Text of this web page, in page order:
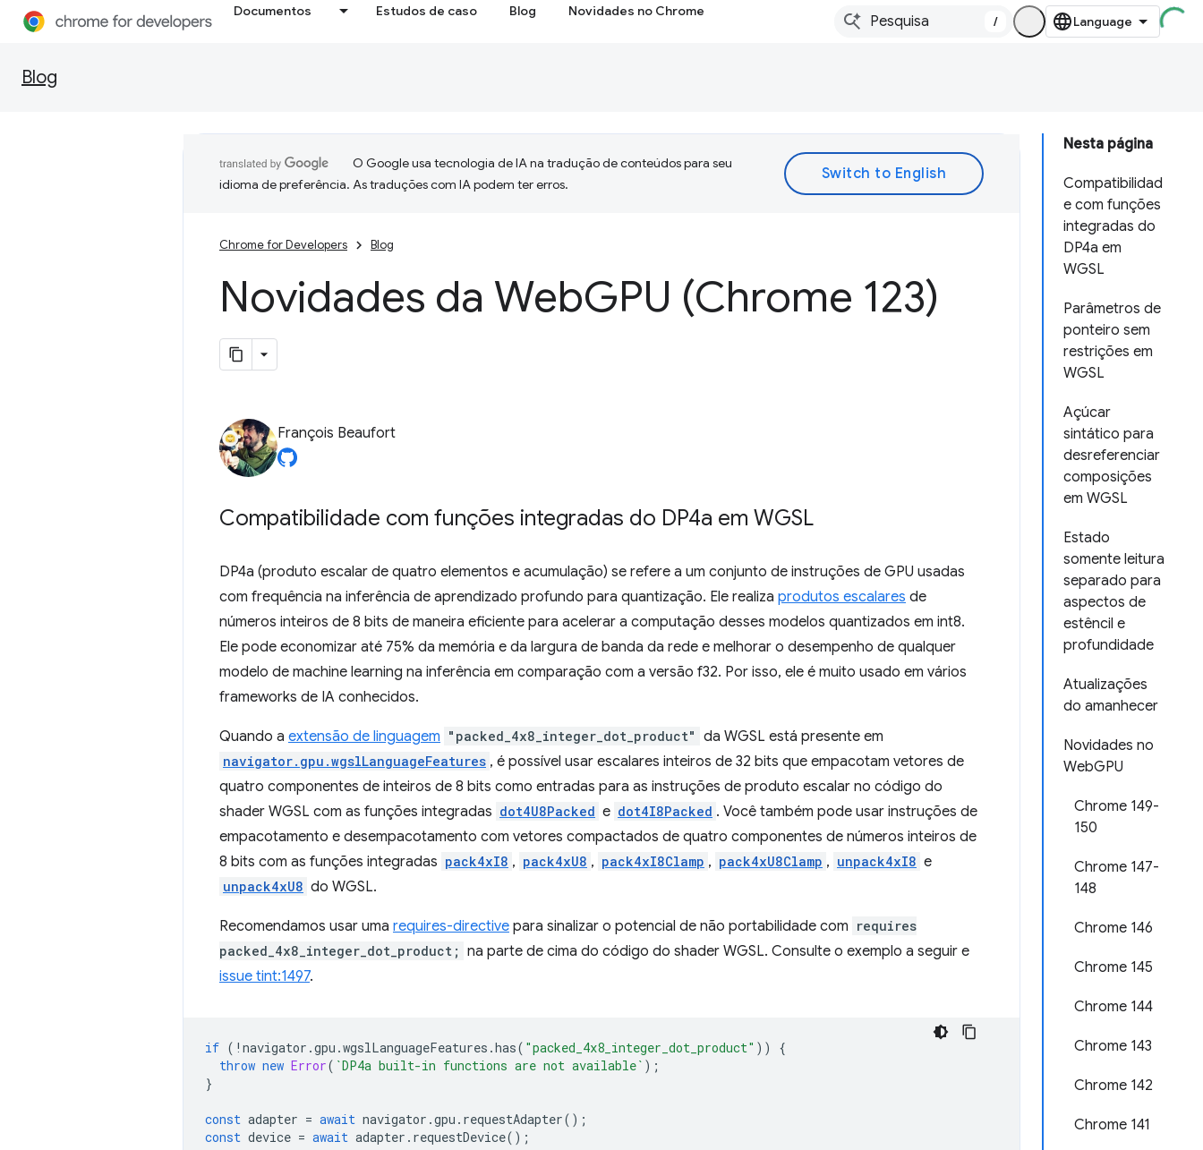
Documentos Estudos de caso Blog Novidades no Chrome
/
Blog
Nesta página
Compatibilidad
e com funções
integradas do
DP4a em
WGSL
Parâmetros de
ponteiro sem
restrições em
WGSL
Açúcar
sintático para
desreferenciar
composições
em WGSL
Estado
somente leitura
separado para
aspectos de
estêncil e
profundidade
Atualizações
do amanhecer
Novidades no
WebGPU
Chrome 149-
150
Chrome 147-
148
Chrome 146
Chrome 145
Chrome 144
Chrome 143
Chrome 142
Chrome 141
O Google usa tecnologia de IA na tradução de conteúdos para seu
idioma de preferência. As traduções com IA podem ter erros.
Chrome for Developers Blog
Novidades da WebGPU (Chrome 123)
François Beaufort
Compatibilidade com funções integradas do DP4a em WGSL
DP4a (produto escalar de quatro elementos e acumulação) se refere a um conjunto de instruções de GPU usadas
com frequência na inferência de aprendizado profundo para quantização. Ele realiza produtos escalares de
números inteiros de 8 bits de maneira eficiente para acelerar a computação desses modelos quantizados em int8.
Ele pode economizar até 75% da memória e da largura de banda da rede e melhorar o desempenho de qualquer
modelo de machine learning na inferência em comparação com a versão f32. Por isso, ele é muito usado em vários
frameworks de IA conhecidos.
Quando a extensão de linguagem "packed_4x8_integer_dot_product" da WGSL está presente em
navigator.gpu.wgslLanguageFeatures , é possível usar escalares inteiros de 32 bits que empacotam vetores de
quatro componentes de inteiros de 8 bits como entradas para as instruções de produto escalar no código do
shader WGSL com as funções integradas dot4U8Packed e dot4I8Packed . Você também pode usar instruções de
empacotamento e desempacotamento com vetores compactados de quatro componentes de números inteiros de
8 bits com as funções integradas pack4xI8 , pack4xU8 , pack4xI8Clamp , pack4xU8Clamp , unpack4xI8 e
unpack4xU8 do WGSL.
Recomendamos usar uma requires-directive para sinalizar o potencial de não portabilidade com requires
packed_4x8_integer_dot_product; na parte de cima do código do shader WGSL. Consulte o exemplo a seguir e
issue tint:1497.
if ( ! navigator .gpu .wgslLanguageFeatures .has( "packed_4x8_integer_dot_product" ))
{
throw new Error( `DP4a built-in functions are not available` );
}
const adapter = await navigator .gpu . requestAdapter();
const device = await adapter . requestDevice();